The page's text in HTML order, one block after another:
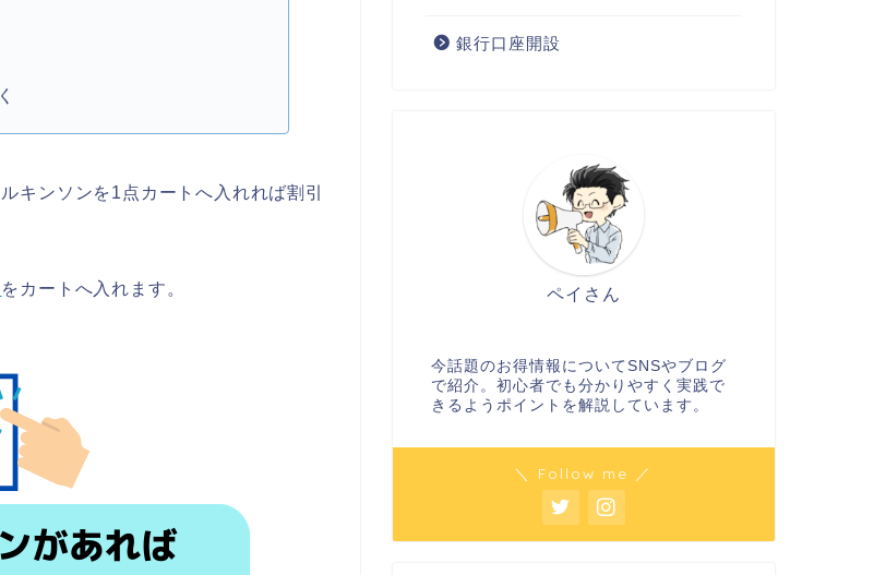
キンソンを1点カートへ入れれば割引
をカートへ入れます。
銀行口座開設
ペイさん
今話題のお得情報についてSNSやブログ
で紹介。初心者でも分かりやすく実践で
きるようポイントを解説しています。
＼ Follow me ／